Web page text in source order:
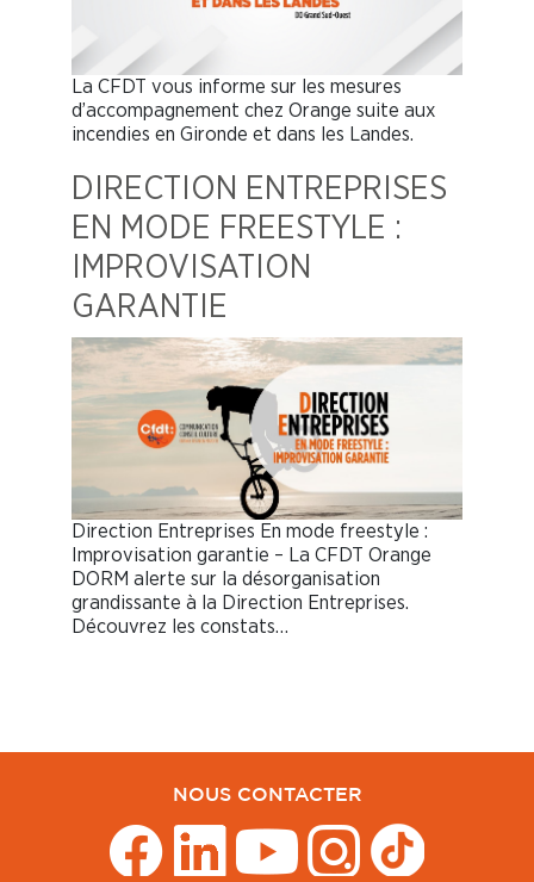
La CFDT vous informe sur les mesures
d’accompagnement chez Orange suite aux
incendies en Gironde et dans les Landes.
DIRECTION ENTREPRISES
EN MODE FREESTYLE :
IMPROVISATION
GARANTIE
Direction Entreprises En mode freestyle :
Improvisation garantie – La CFDT Orange
DORM alerte sur la désorganisation
grandissante à la Direction Entreprises.
Découvrez les constats…
NOUS CONTACTER